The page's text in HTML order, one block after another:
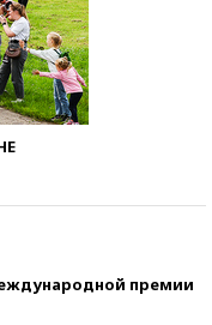
премии